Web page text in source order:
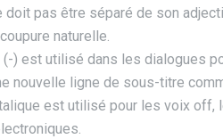
doit pas être séparé de son
naturelle.
) est utilisé dans les dialogues
nouvelle ligne de sous-titre
est utilisé pour les voix off,